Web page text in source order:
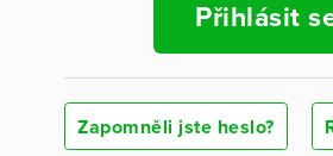
Přihlásit
Zapomněli jste heslo?